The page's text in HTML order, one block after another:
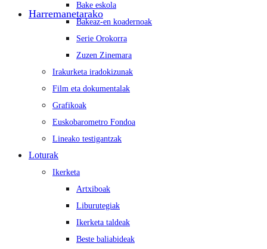
Harremanetarako
Bake eskola
Bakeaz-en koadernoak
Serie Orokorra
Zuzen Zinemara
Irakurketa iradokizunak
Film eta dokumentalak
Grafikoak
Euskobarometro Fondoa
Lineako testigantzak
Loturak
Ikerketa
Artxiboak
Liburutegiak
Ikerketa taldeak
Beste baliabideak